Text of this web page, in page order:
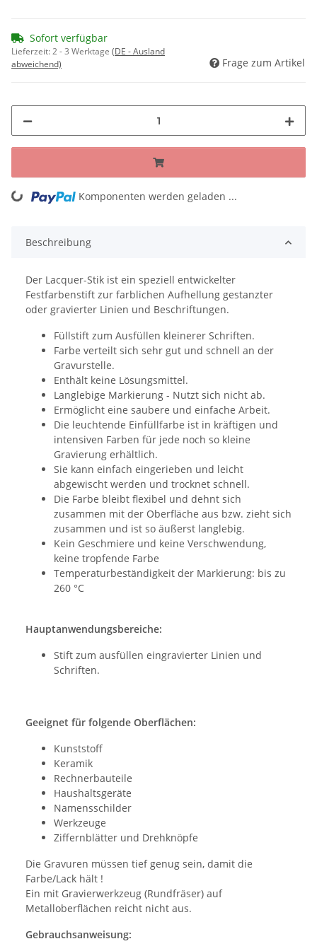
Sofort verfügbar
Lieferzeit:2 - 3 Werktage (DE - Ausland
abweichend)
Frage zum Artikel
Loading... Komponenten werden geladen ...
Beschreibung
Der Lacquer-Stik ist ein speziell entwickelter
Festfarbenstift zur farblichen Aufhellung gestanzter
oder gravierter Linien und Beschriftungen.
Füllstift zum Ausfüllen kleinerer Schriften.
Farbe verteilt sich sehr gut und schnell an der
Gravurstelle.
Enthält keine Lösungsmittel.
Langlebige Markierung - Nutzt sich nicht ab.
Ermöglicht eine saubere und einfache Arbeit.
Die leuchtende Einfüllfarbe ist in kräftigen und
intensiven Farben für jede noch so kleine
Gravierung erhältlich.
Sie kann einfach eingerieben und leicht
abgewischt werden und trocknet schnell.
Die Farbe bleibt flexibel und dehnt sich
zusammen mit der Oberfläche aus bzw. zieht sich
zusammen und ist so äußerst langlebig.
Kein Geschmiere und keine Verschwendung,
keine tropfende Farbe
Temperaturbeständigkeit der Markierung: bis zu
260 °C
Hauptanwendungsbereiche:
Stift zum ausfüllen eingravierter Linien und
Schriften.
Geeignet für folgende Oberflächen:
Kunststoff
Keramik
Rechnerbauteile
Haushaltsgeräte
Namensschilder
Werkzeuge
Ziffernblätter und Drehknöpfe
Die Gravuren müssen tief genug sein, damit die
Farbe/Lack hält !
Ein mit Gravierwerkzeug (Rundfräser) auf
Metalloberflächen reicht nicht aus.
Gebrauchsanweisung: